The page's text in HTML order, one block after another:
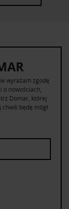
wyrażam zgodę
nowościach,
Domar, której
będę mógł